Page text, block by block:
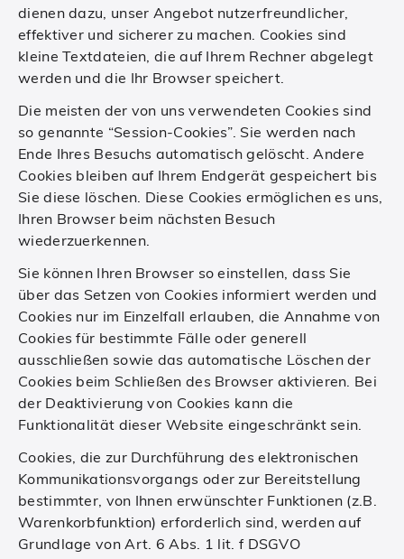
dienen dazu, unser Angebot nutzerfreundlicher,
effektiver und sicherer zu machen. Cookies sind
kleine Textdateien, die auf Ihrem Rechner abgelegt
werden und die Ihr Browser speichert.
Die meisten der von uns verwendeten Cookies sind
so genannte “Session-Cookies”. Sie werden nach
Ende Ihres Besuchs automatisch gelöscht. Andere
Cookies bleiben auf Ihrem Endgerät gespeichert bis
Sie diese löschen. Diese Cookies ermöglichen es uns,
Ihren Browser beim nächsten Besuch
wiederzuerkennen.
Sie können Ihren Browser so einstellen, dass Sie
über das Setzen von Cookies informiert werden und
Cookies nur im Einzelfall erlauben, die Annahme von
Cookies für bestimmte Fälle oder generell
ausschließen sowie das automatische Löschen der
Cookies beim Schließen des Browser aktivieren. Bei
der Deaktivierung von Cookies kann die
Funktionalität dieser Website eingeschränkt sein.
Cookies, die zur Durchführung des elektronischen
Kommunikationsvorgangs oder zur Bereitstellung
bestimmter, von Ihnen erwünschter Funktionen (z.B.
Warenkorbfunktion) erforderlich sind, werden auf
Grundlage von Art. 6 Abs. 1 lit. f DSGVO